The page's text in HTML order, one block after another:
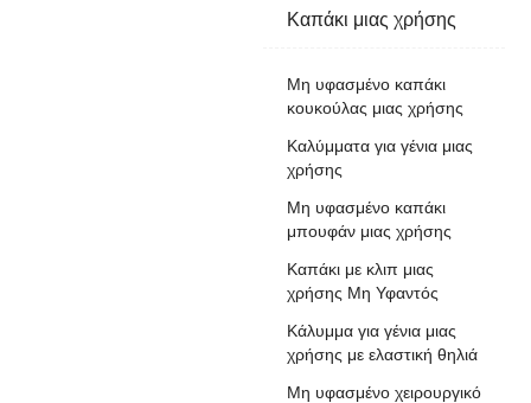
Καπάκι μιας χρήσης
Μη υφασμένο καπάκι
κουκούλας μιας χρήσης
Καλύμματα για γένια μιας
χρήσης
Μη υφασμένο καπάκι
μπουφάν μιας χρήσης
Καπάκι με κλιπ μιας
χρήσης Μη Υφαντός
Κάλυμμα για γένια μιας
χρήσης με ελαστική θηλιά
Μη υφασμένο χειρουργικό